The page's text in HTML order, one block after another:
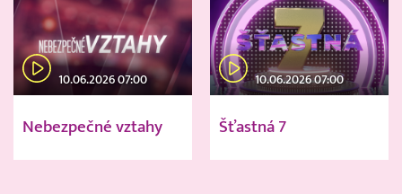
10.06.2026 07:00
Nebezpečné vztahy
10.06.2026 07:00
Šťastná 7